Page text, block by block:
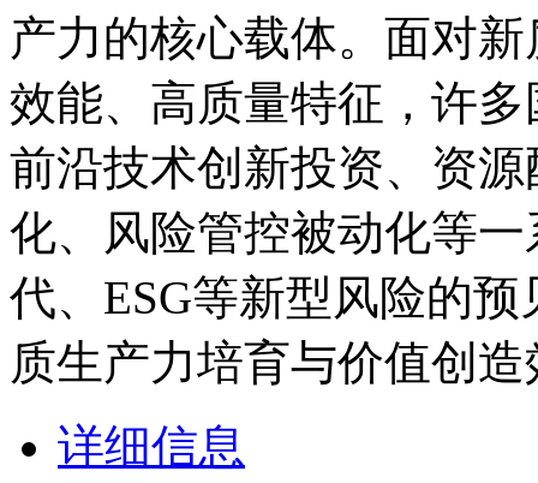
产力的核心载体。面对
效能、高质量特征，许
前沿技术创新投资、资
化、风险管控被动化等
代、ESG等新型风险的
质生产力培育与价值创
详细信息